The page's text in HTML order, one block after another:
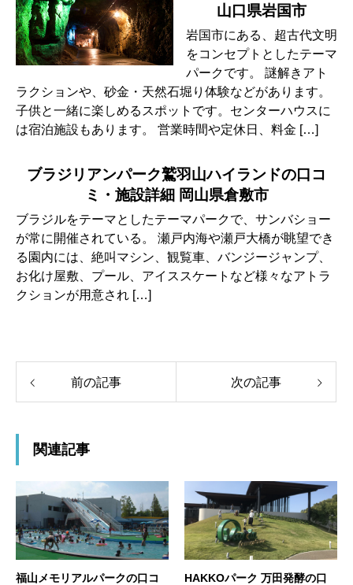
山口県岩国市
岩国市にある、超古代文明
をコンセプトとしたテーマ
パークです。 謎解きアト
ラクションや、砂金・天然石堀り体験などがあります。
子供と一緒に楽しめるスポットです。センターハウスに
は宿泊施設もあります。 営業時間や定休日、料金 […]
ブラジリアンパーク鷲羽山ハイランドの口コ
ミ・施設詳細 岡山県倉敷市
ブラジルをテーマとしたテーマパークで、サンバショー
が常に開催されている。 瀬戸内海や瀬戸大橋が眺望でき
る園内には、絶叫マシン、観覧車、バンジージャンプ、
お化け屋敷、プール、アイススケートなど様々なアトラ
クションが用意され […]
前の記事 次の記事
関連記事
福山メモリアルパークの口コ
HAKKOパーク 万田発酵の口